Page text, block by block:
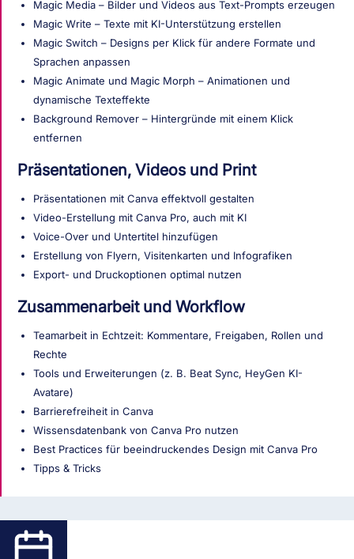
Magic Media – Bilder und Videos aus Text-Prompts erzeugen
Magic Write – Texte mit KI-Unterstützung erstellen
Magic Switch – Designs per Klick für andere Formate und
Sprachen anpassen
Magic Animate und Magic Morph – Animationen und
dynamische Texteffekte
Background Remover – Hintergründe mit einem Klick
entfernen
Präsentationen, Videos und Print
Präsentationen mit Canva effektvoll gestalten
Video-Erstellung mit Canva Pro, auch mit KI
Voice-Over und Untertitel hinzufügen
Erstellung von Flyern, Visitenkarten und Infografiken
Export- und Druckoptionen optimal nutzen
Zusammenarbeit und Workflow
Teamarbeit in Echtzeit: Kommentare, Freigaben, Rollen und
Rechte
Tools und Erweiterungen (z. B. Beat Sync, HeyGen KI-
Avatare)
Barrierefreiheit in Canva
Wissensdatenbank von Canva Pro nutzen
Best Practices für beeindruckendes Design mit Canva Pro
Tipps & Tricks